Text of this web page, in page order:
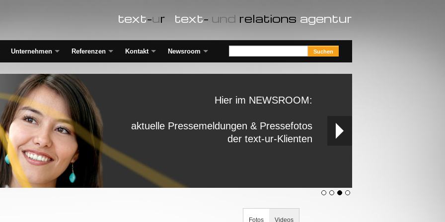
text-ur text- und relations agentur
Unternehmen Referenzen Kontakt Newsroom
Hier im NEWSROOM:
aktuelle Pressemeldungen & Pressefotos
der text-ur-Klienten
Fotos Videos